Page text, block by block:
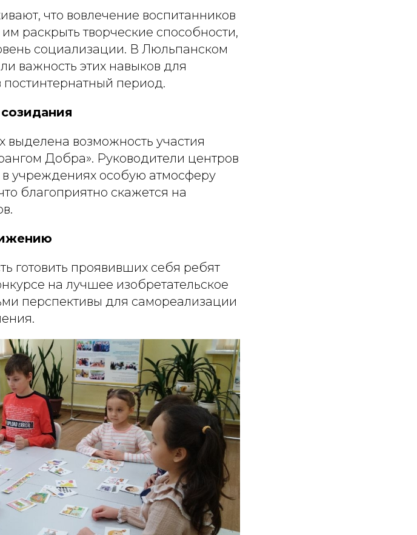
что вовлечение воспитанников
раскрыть творческие способности,
социализации. В Люльпанском
важность этих навыков для
период.
выделена возможность участия
Добра». Руководители центров
в учреждениях особую атмосферу
благоприятно скажется на
готовить проявивших себя ребят
на лучшее изобретательское
перспективы для самореализации